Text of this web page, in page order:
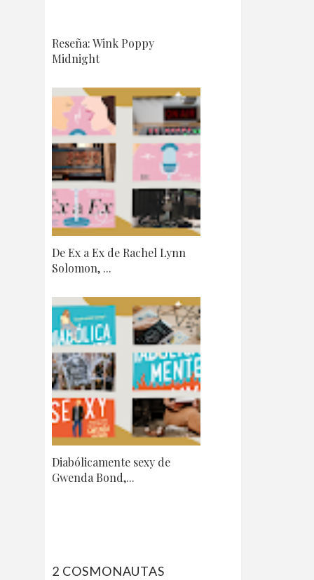
Reseña: Wink Poppy
Midnight
De Ex a Ex de Rachel Lynn
Solomon, ...
Diabólicamente sexy de
Gwenda Bond,...
2 COSMONAUTAS